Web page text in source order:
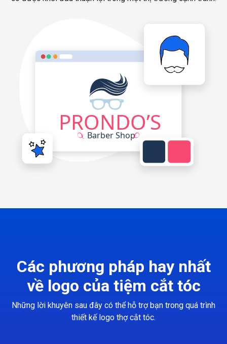
Các phương pháp hay nhất
về logo của tiệm cắt tóc
Những lời khuyên sau đây có thể hỗ trợ bạn trong quá trình
thiết kế logo thợ cắt tóc.